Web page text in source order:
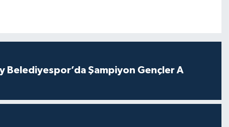
Belediyespor’da Şampiyon Gençler A